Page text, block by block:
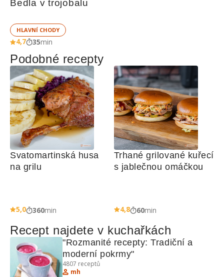
Bedla v trojobalu
HLAVNÍ CHODY
4,7 35min
Podobné recepty
Svatomartinská husa
na grilu
5,0 360min
Trhané grilované kuřecí
s jablečnou omáčkou
4,8 60min
Recept najdete v kuchařkách
"Rozmanité recepty: Tradiční a
moderní pokrmy"
4807 receptů
mh